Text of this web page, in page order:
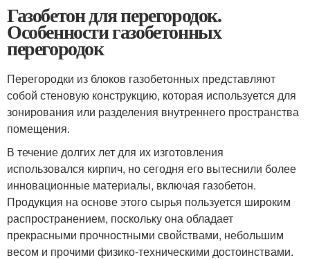
Газобетон для перегородок.
Особенности газобетонных
перегородок
Перегородки из блоков газобетонных представляют
собой стеновую конструкцию, которая используется для
зонирования или разделения внутреннего пространства
помещения.
В течение долгих лет для их изготовления
использовался кирпич, но сегодня его вытеснили более
инновационные материалы, включая газобетон.
Продукция на основе этого сырья пользуется широким
распространением, поскольку она обладает
прекрасными прочностными свойствами, небольшим
весом и прочими физико-техническими достоинствами.